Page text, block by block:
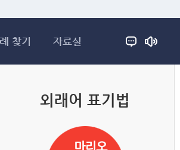
찾기 자료실
외래어 표기법